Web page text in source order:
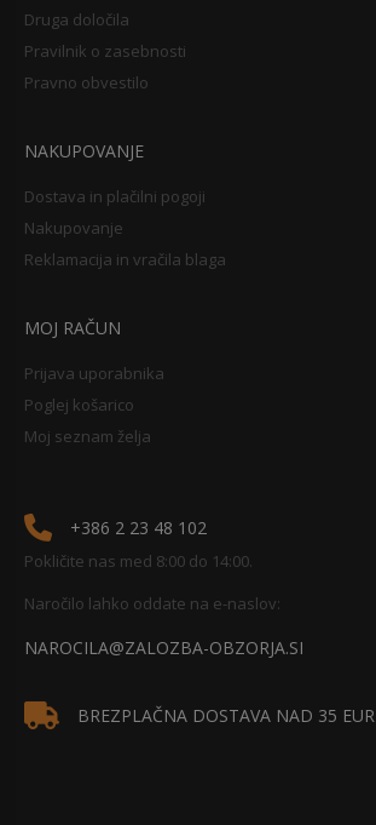
Druga določila
Pravilnik o zasebnosti
Pravno obvestilo
NAKUPOVANJE
Dostava in plačilni pogoji
Nakupovanje
Reklamacija in vračila blaga
MOJ RAČUN
Prijava uporabnika
Poglej košarico
Moj seznam želja
+386 2 23 48 102
Pokličite nas med 8:00 do 14:00.
Naročilo lahko oddate na e-naslov:
NAROCILA@ZALOZBA-OBZORJA.SI
BREZPLAČNA DOSTAVA NAD 35 EUR